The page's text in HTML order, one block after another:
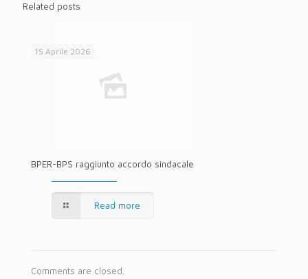
Related posts
15 Aprile 2026
BPER-BPS raggiunto accordo sindacale
Read more
Comments are closed.